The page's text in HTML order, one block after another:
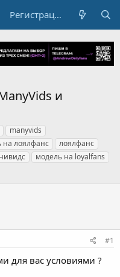
Регистрация
и
manyvids
на лоялфанс
лоялфанс
модель на loyalfans
#1
для вас условиями ?